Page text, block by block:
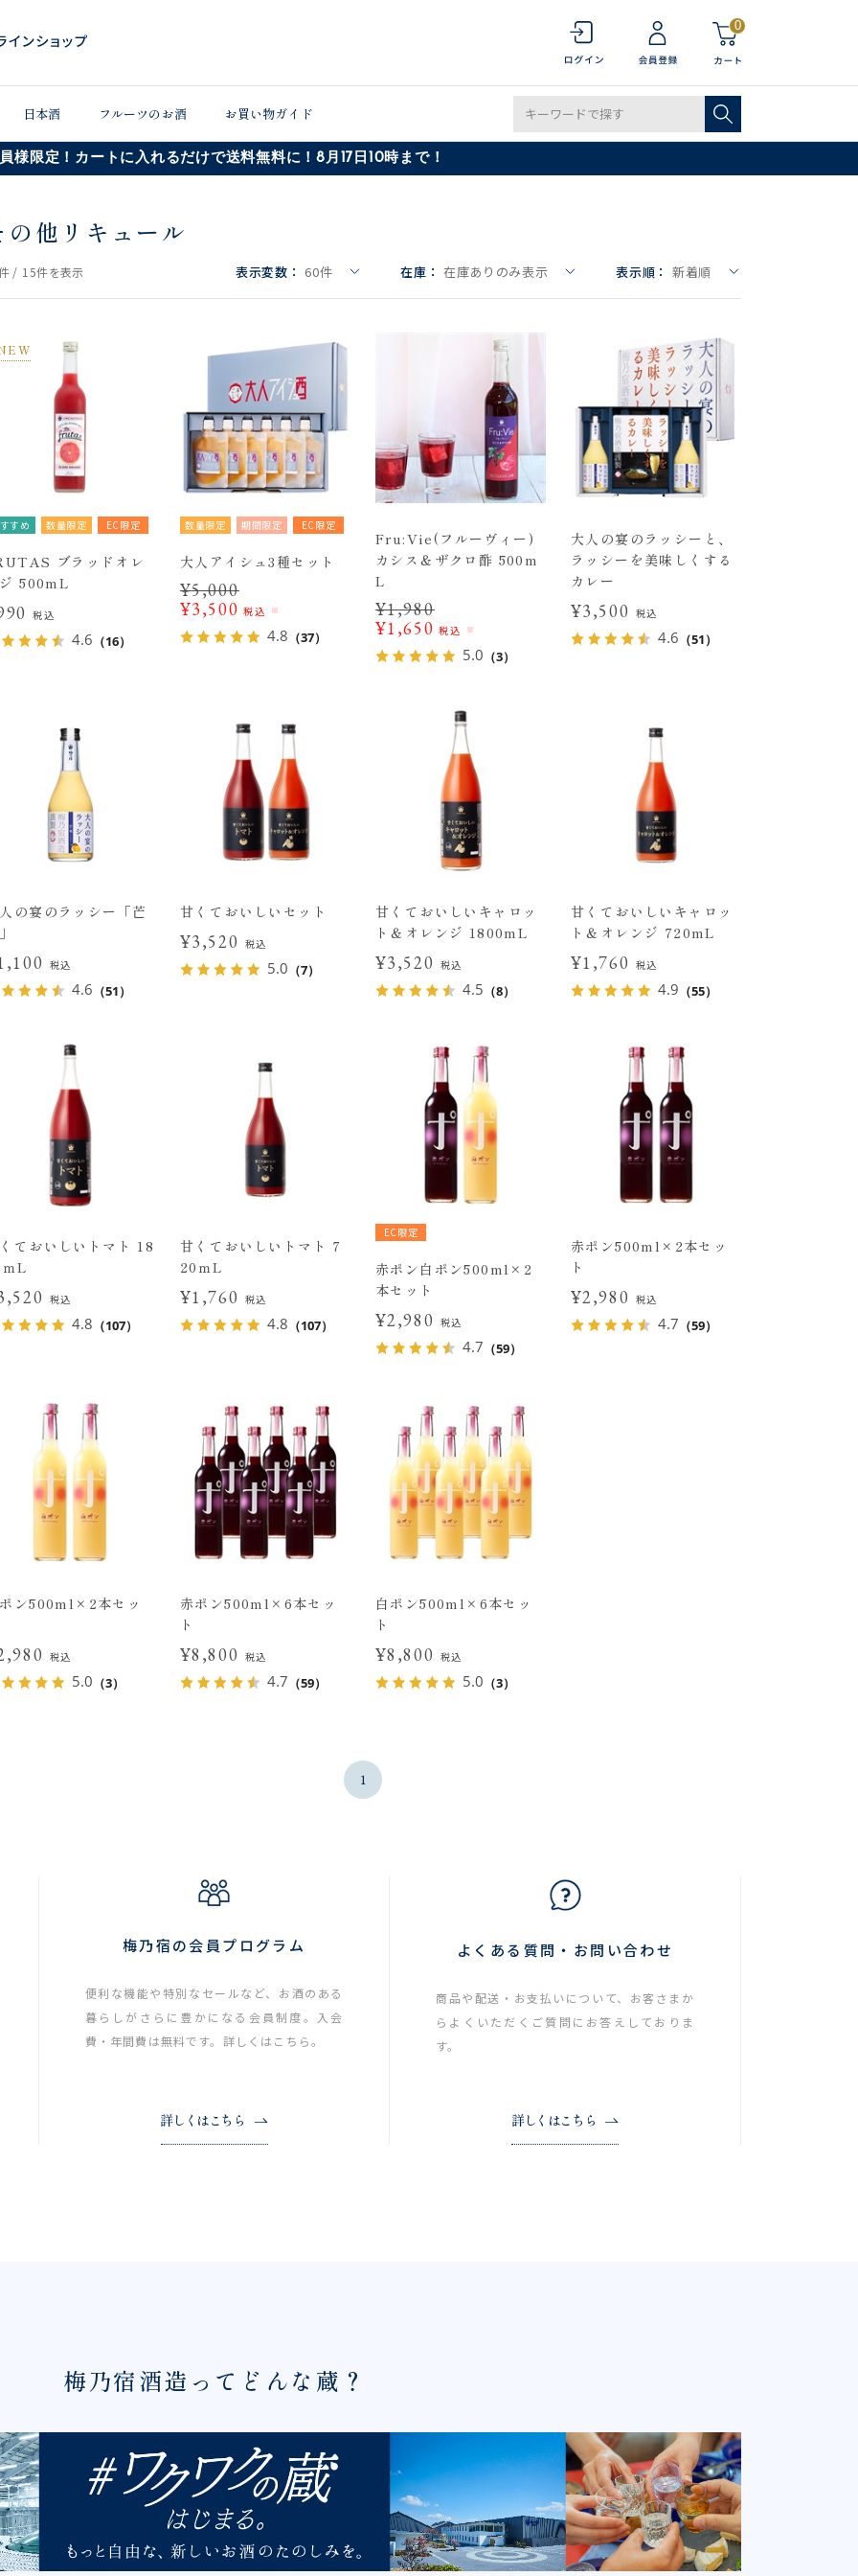
0
日本酒 フルーツのお酒 お買い物ガイド
様限定！カートに入れるだけで送料無料に！8月17日10時まで！
の他リキュール
/ 15件を表示 表示変数： 60件 在庫： 在庫ありのみ表示 表示順： 新着順
すめ 数量限定 EC限定
ブラッドオレ
500mL
税込
4.6 （16）
数量限定 期間限定 EC限定
大人アイシュ3種セット
¥5,000
¥3,500 税込
4.8 （37）
Fru:Vie(フルーヴィー)
カシス＆ザクロ酢 500m
L
¥1,980
¥1,650 税込
5.0 （3）
大人の宴のラッシーと、
ラッシーを美味しくする
カレー
¥3,500 税込
4.6 （51）
の宴のラッシー「芒
税込
4.6 （51）
甘くておいしいセット
¥3,520 税込
5.0 （7）
甘くておいしいキャロッ
ト＆オレンジ 1800mL
¥3,520 税込
4.5 （8）
甘くておいしいキャロッ
ト＆オレンジ 720mL
¥1,760 税込
4.9 （55）
ておいしいトマト 18
L
税込
4.8 （107）
甘くておいしいトマト 7
20ｍL
¥1,760 税込
4.8 （107）
EC限定
赤ポン白ポン500ml×2
本セット
¥2,980 税込
4.7 （59）
赤ポン500ml×2本セッ
ト
¥2,980 税込
4.7 （59）
ン500ml×2本セッ
税込
5.0 （3）
赤ポン500ml×6本セッ
ト
¥8,800 税込
4.7 （59）
白ポン500ml×6本セッ
ト
¥8,800 税込
5.0 （3）
1
梅乃宿の会員プログラム
便利な機能や特別なセールなど、お酒のある
暮らしがさらに豊かになる会員制度。入会
費・年間費は無料です。詳しくはこちら。
詳しくはこちら
よくある質問・お問い合わせ
商品や配送・お支払いについて、お客さまか
らよくいただくご質問にお答えしておりま
す。
詳しくはこちら
梅乃宿酒造ってどんな蔵？